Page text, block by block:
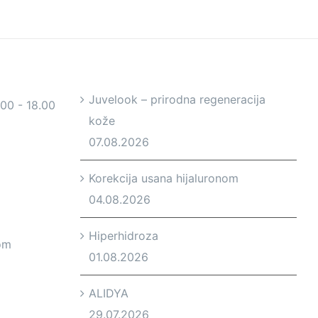
- 18.00
Juvelook – prirodna regeneracija
kože
07.08.2026
Korekcija usana hijaluronom
04.08.2026
Hiperhidroza
01.08.2026
ALIDYA
29.07.2026